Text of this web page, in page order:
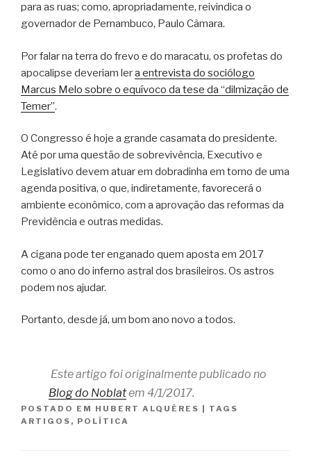
para as ruas; como, apropriadamente, reivindica o
governador de Pernambuco, Paulo Câmara.
Por falar na terra do frevo e do maracatu, os profetas do
apocalipse deveriam lera entrevista do sociólogo
Marcus Melo sobre o equívoco da tese da “dilmização de
Temer”.
O Congresso é hoje a grande casamata do presidente.
Até por uma questão de sobrevivência, Executivo e
Legislativo devem atuar em dobradinha em torno de uma
agenda positiva, o que, indiretamente, favorecerá o
ambiente econômico, com a aprovação das reformas da
Previdência e outras medidas.
A cigana pode ter enganado quem aposta em 2017
como o ano do inferno astral dos brasileiros. Os astros
podem nos ajudar.
Portanto, desde já, um bom ano novo a todos.
Este artigo foi originalmente publicado no
Blog do Noblatem 4/1/2017.
POSTADO EM HUBERT ALQUÉRES | TAGS
ARTIGOS , POLÍTICA